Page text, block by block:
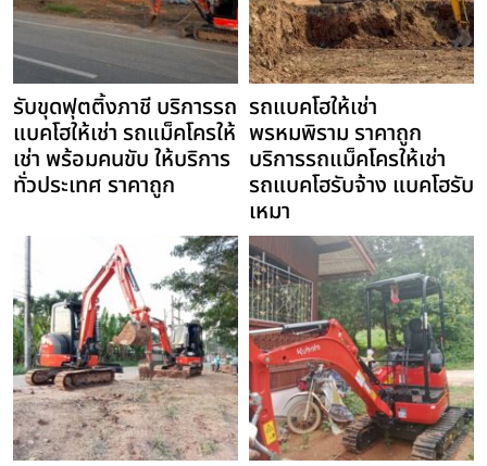
รับขุดฟุตติ้งภาชี บริการรถ
แบคโฮให้เช่า รถแม็คโครให้
เช่า พร้อมคนขับ ให้บริการ
ทั่วประเทศ ราคาถูก
รถแบคโฮให้เช่า
พรหมพิราม ราคาถูก
บริการรถแม็คโครให้เช่า
รถแบคโฮรับจ้าง แบคโฮรับ
เหมา